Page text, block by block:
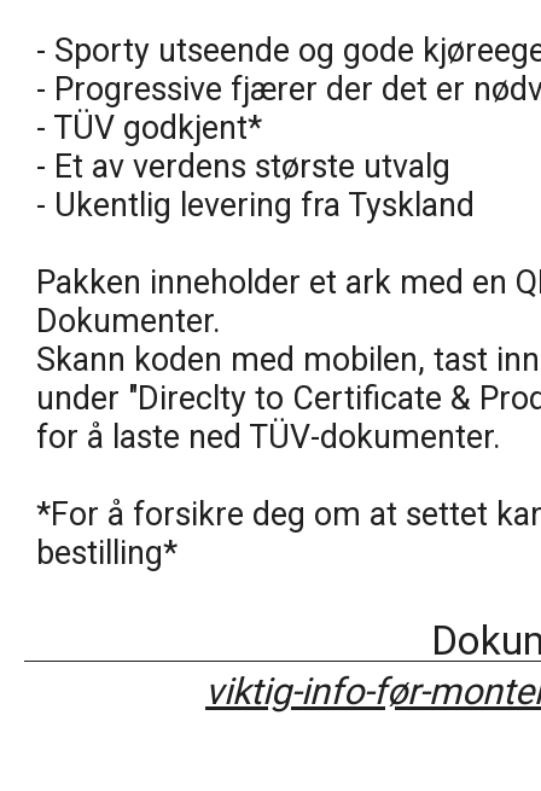
- Sporty utseende og gode
- Progressive fjærer der det er
- TÜV godkjent*
- Et av verdens største utvalg
- Ukentlig levering fra Tyskland
Pakken inneholder et ark med en
Dokumenter.
Skann koden med mobilen, tast
under "Direclty to Certificate &
for å laste ned TÜV-dokumenter.
*For å forsikre deg om at settet
bestilling*
viktig-info-før-